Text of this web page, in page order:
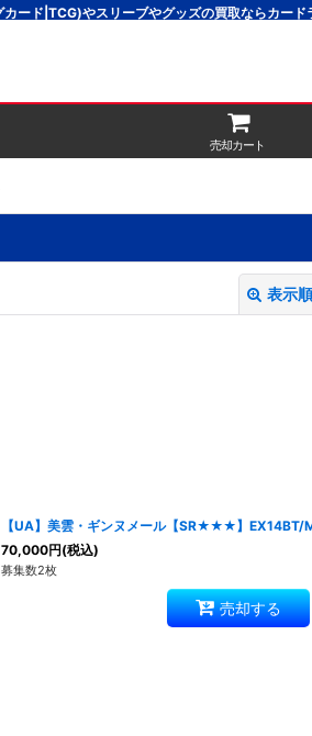
ード|TCG)やスリーブやグッズの買取ならカー
売却カート
表示
【UA】美雲・ギンヌメール【SR★★★】
70,000円(税込)
募集数2枚
売却する